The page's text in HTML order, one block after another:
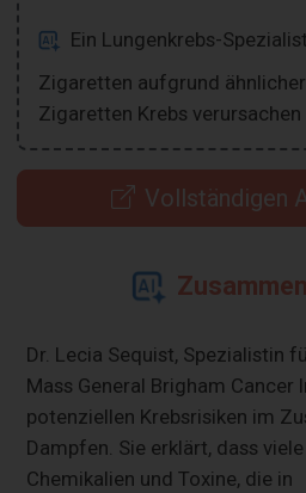
Ein Lungenkrebs-
Zigaretten aufgrund
Zigaretten Krebs verursachen
Vollständigen
Dr. Lecia Sequist, Spezialistin
Mass General Brigham
potenziellen Krebsrisiken im
Dampfen. Sie erklärt, dass
Chemikalien und Toxine, die in